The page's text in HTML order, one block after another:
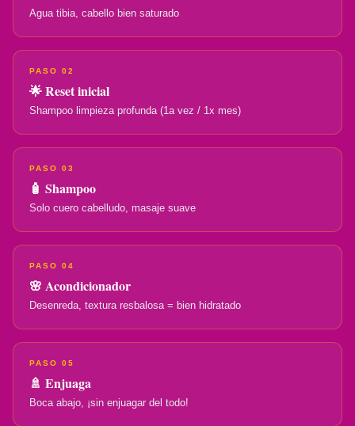
Agua tibia, cabello bien saturado
PASO 02
🌟 Reset inicial
Shampoo limpieza profunda (1a vez / 1x mes)
PASO 03
🧴 Shampoo
Solo cuero cabelludo, masaje suave
PASO 04
🌸 Acondicionador
Desenreda, textura resbalosa = bien hidratado
PASO 05
🚿 Enjuaga
Boca abajo, ¡sin enjuagar del todo!